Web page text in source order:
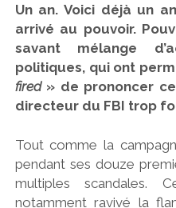
Un an. Voici déjà un
arrivé au pouvoir.
savant mélange
politiques, qui ont
fired» de prononcer
directeur du FBI trop
Tout comme la
pendant ses douze
multiples scandales.
notamment ravivé la